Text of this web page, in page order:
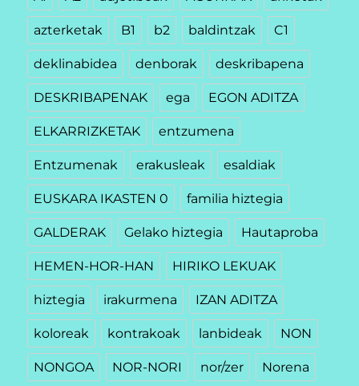
azterketak B1 b2 baldintzak C1
deklinabidea denborak deskribapena
DESKRIBAPENAK ega EGON ADITZA
ELKARRIZKETAK entzumena
Entzumenak erakusleak esaldiak
EUSKARA IKASTEN 0 familia hiztegia
GALDERAK Gelako hiztegia Hautaproba
HEMEN-HOR-HAN HIRIKO LEKUAK
hiztegia irakurmena IZAN ADITZA
koloreak kontrakoak lanbideak NON
NONGOA NOR-NORI nor/zer Norena